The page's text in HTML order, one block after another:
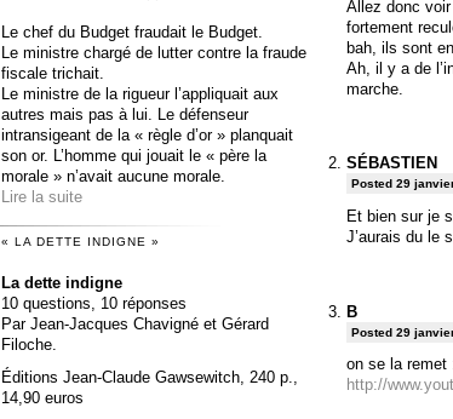
Allez donc
fortement
bah, ils sont
Ah, il y a de
marche.
SÉBASTIEN
Posted 29
Et bien sur je
J’aurais du le
B
Posted 29
on se la remet
http://
Le chef du Budget fraudait le Budget.
Le ministre chargé de lutter contre la fraude
fiscale trichait.
Le ministre de la rigueur l’appliquait aux
autres mais pas à lui. Le défenseur
intransigeant de la « règle d’or » planquait
son or. L’homme qui jouait le « père la
morale » n’avait aucune morale.
Lire la suite
« LA DETTE INDIGNE »
La dette indigne
10 questions, 10 réponses
Par Jean-Jacques Chavigné et Gérard
Filoche.
Éditions Jean-Claude Gawsewitch, 240 p.,
14,90 euros